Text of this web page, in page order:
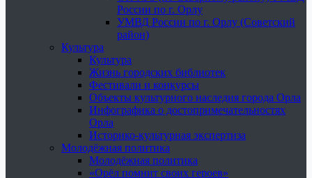
России по г. Орлу
УМВД России по г. Орлу (Советский
район)
Культура
Культура
Жизнь городских библиотек
Фестивали и конкурсы
Объекты культурного наследия города Орла
Инфографика о достопримечательностях
Орла
Историко-культурная экспертиза
Молодёжная политика
Молодёжная политика
«Орёл помнит своих героев»